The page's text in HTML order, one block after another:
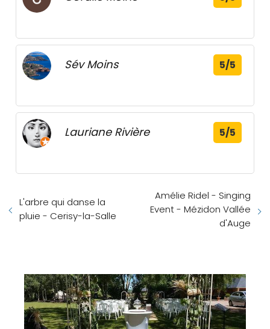
Sév Moins 5/5
Lauriane Rivière 5/5
L'arbre qui danse la
pluie - Cerisy-la-Salle
Amélie Ridel - Singing
Event - Mézidon Vallée
d'Auge